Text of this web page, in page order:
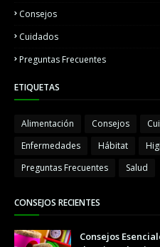
Consejos
Cuidados
Preguntas Frecuentes
ETIQUETAS
Alimentación Consejos
Enfermedades
Hábitat
Preguntas Frecuentes
Salud
CONSEJOS RECIENTES
Consejos